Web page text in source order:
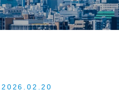
2026.02.20